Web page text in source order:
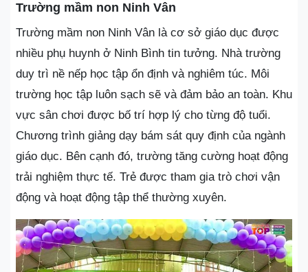
Trường mầm non Ninh Vân
Trường mầm non Ninh Vân là cơ sở giáo dục được
nhiều phụ huynh ở Ninh Bình tin tưởng. Nhà trường
duy trì nề nếp học tập ổn định và nghiêm túc. Môi
trường học tập luôn sạch sẽ và đảm bảo an toàn. Khu
vực sân chơi được bố trí hợp lý cho từng độ tuổi.
Chương trình giảng dạy bám sát quy định của ngành
giáo dục. Bên cạnh đó, trường tăng cường hoạt động
trải nghiệm thực tế. Trẻ được tham gia trò chơi vận
động và hoạt động tập thể thường xuyên.